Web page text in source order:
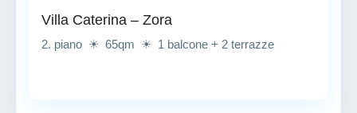
Villa Caterina – Zora
2. piano ☀ 65qm ☀ 1 balcone + 2 terrazze